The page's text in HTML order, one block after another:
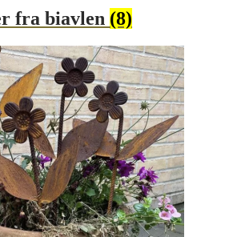
fra biavlen (8)